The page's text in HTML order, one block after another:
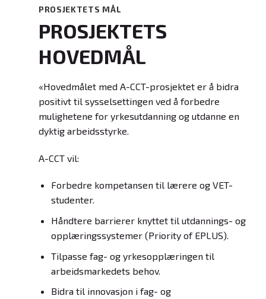
PROSJEKTETS MÅL
PROSJEKTETS
HOVEDMÅL
«Hovedmålet med A-CCT-prosjektet er å bidra
positivt til sysselsettingen ved å forbedre
mulighetene for yrkesutdanning og utdanne en
dyktig arbeidsstyrke.
A-CCT vil:
Forbedre kompetansen til lærere og VET-
studenter.
Håndtere barrierer knyttet til utdannings- og
opplæringssystemer (Priority of EPLUS).
Tilpasse fag- og yrkesopplæringen til
arbeidsmarkedets behov.
Bidra til innovasjon i fag- og